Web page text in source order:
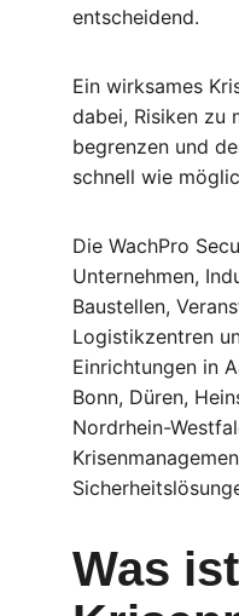
entscheidend.
Ein wirksames
dabei, Risiken zu
begrenzen und
schnell wie
Die WachPro
Unternehmen,
Baustellen,
Logistikzentren
Einrichtungen in
Bonn, Düren,
Nordrhein-
Was ist